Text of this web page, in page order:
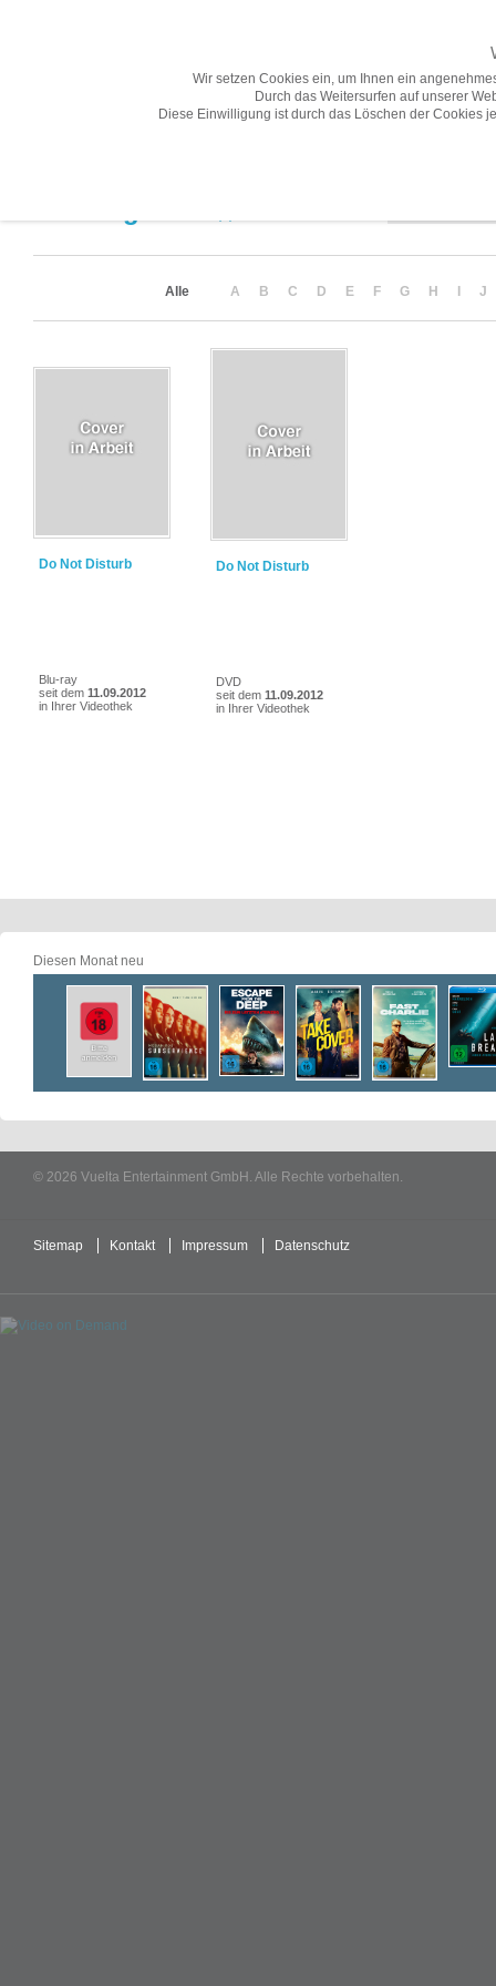
Alle A B C D E F G H J
Do Not Disturb
Blu-ray
seit dem 11.09.2012
in Ihrer Videothek
Do Not Disturb
DVD
seit dem 11.09.2012
in Ihrer Videothek
Diesen Monat neu
© 2026 Vuelta Entertainment GmbH. Alle Rechte vorbehalten.
Sitemap Kontakt Impressum Datenschutz
Wir setzen Cookies ein, um Ihnen ein
Durch das Weitersurfen auf unserer
Diese Einwilligung ist durch das Löschen der Cookies